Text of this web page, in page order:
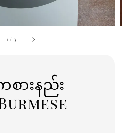
1 / 3
စားနည်း